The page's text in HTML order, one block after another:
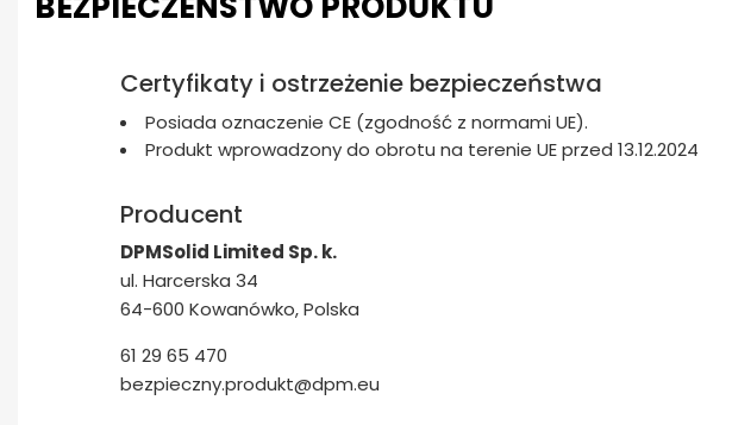
Certyfikaty i ostrzeżenie bezpieczeństwa
Posiada oznaczenie CE (zgodność z normami UE).
Produkt wprowadzony do obrotu na terenie UE przed 13.12.2024
Producent
DPMSolid Limited Sp. k.
ul. Harcerska 34
64-600 Kowanówko, Polska
61 29 65 470
bezpieczny.produkt@dpm.eu